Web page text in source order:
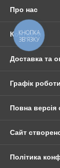
Про нас
Контакти
Доставка та
Графік роботи
Повна версія
Сайт
Політика
КНОПКА
ЗВ'ЯЗКУ